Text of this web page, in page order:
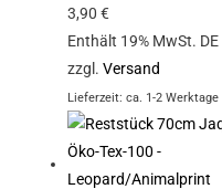
3,90€
Enthält 19% MwSt. DE
zzgl.Versand
Lieferzeit: ca. 1-2 Werktage